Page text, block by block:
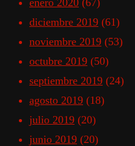
diciembre 2019 (61)
noviembre 2019 (53)
octubre 2019 (50)
septiembre 2019 (24)
agosto 2019 (18)
julio 2019 (20)
junio 2019 (20)